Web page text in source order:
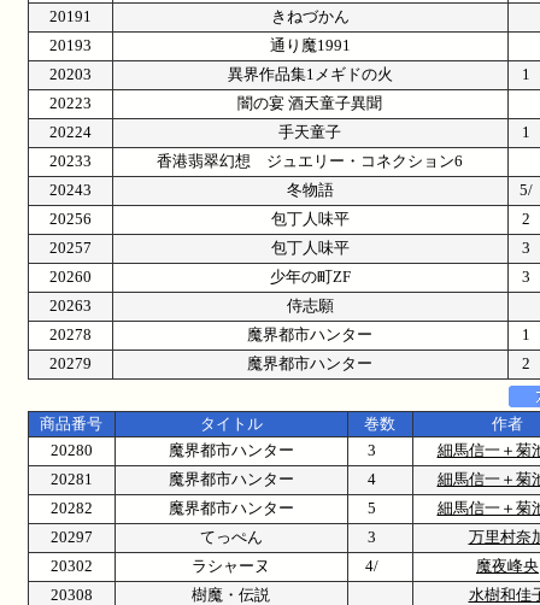
20191
きねづかん
20193
通り魔1991
20203
異界作品集1メギドの火
20223
闇の宴 酒天童子異聞
20224
手天童子
20233
香港翡翠幻想 ジュエリー・コネクション6
20243
冬物語
20256
包丁人味平
20257
包丁人味平
20260
少年の町ZF
20263
侍志願
20278
魔界都市ハンター
20279
魔界都市ハンター
商品番号 タイトル 巻数
作者
20280
魔界都市ハンター 3
細馬信一＋菊
20281
魔界都市ハンター 4
細馬信一＋菊
20282
魔界都市ハンター 5
細馬信一＋菊
20297
てっぺん 3
万里村奈
20302
ラシャーヌ 4/
魔夜峰央
20308
樹魔・伝説
水樹和佳